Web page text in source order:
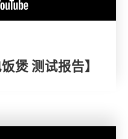
煲 测试报告】